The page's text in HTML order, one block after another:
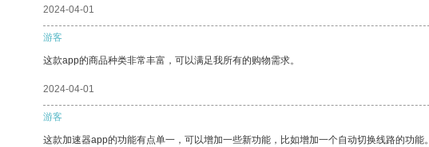
2024-04-01
游客
这款app的商品种类非常丰富，可以满足我所有的购物需求。
2024-04-01
游客
这款加速器app的功能有点单一，可以增加一些新功能，比如增加一个自动切换线路的功能。